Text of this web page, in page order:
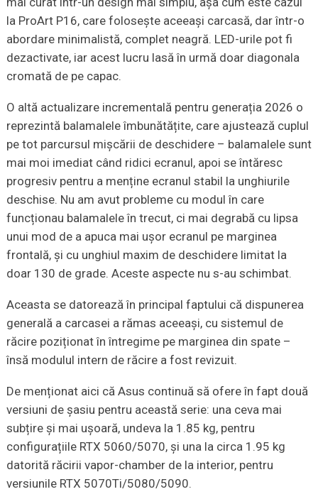
la ProArt P16, care folosește aceeași carcasă, dar într-o
abordare minimalistă, complet neagră. LED-urile pot fi
dezactivate, iar acest lucru lasă în urmă doar diagonala
cromată de pe capac.
O altă actualizare incrementală pentru generația 2026 o
reprezintă balamalele îmbunătățite, care ajustează cuplul
pe tot parcursul mișcării de deschidere – balamalele sunt
mai moi imediat când ridici ecranul, apoi se întăresc
progresiv pentru a menține ecranul stabil la unghiurile
deschise. Nu am avut probleme cu modul în care
funcționau balamalele în trecut, ci mai degrabă cu lipsa
unui mod de a apuca mai ușor ecranul pe marginea
frontală, și cu unghiul maxim de deschidere limitat la
doar 130 de grade. Aceste aspecte nu s-au schimbat.
Aceasta se datorează în principal faptului că dispunerea
generală a carcasei a rămas aceeași, cu sistemul de
răcire poziționat în întregime pe marginea din spate –
însă modulul intern de răcire a fost revizuit.
De menționat aici că Asus continuă să ofere în fapt două
versiuni de șasiu pentru această serie: una ceva mai
subțire și mai ușoară, undeva la 1.85 kg, pentru
configurațiile RTX 5060/5070, și una la circa 1.95 kg
datorită răcirii vapor-chamber de la interior, pentru
versiunile RTX 5070Ti/5080/5090.